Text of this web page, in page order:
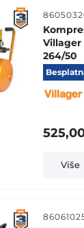
Villager
264/50
Više